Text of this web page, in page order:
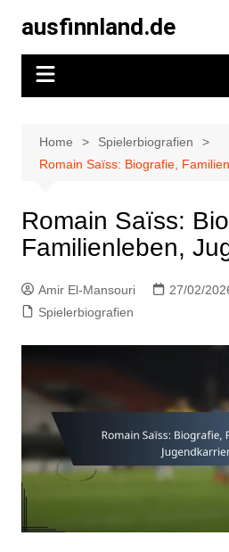
content
ausfinnland.de
Home
Spielerbiografien
Romain Saïss: Biografie,
Romain Saïss:
Familienleben,
Amir El-Mansouri 27/02/
Spielerbiografien